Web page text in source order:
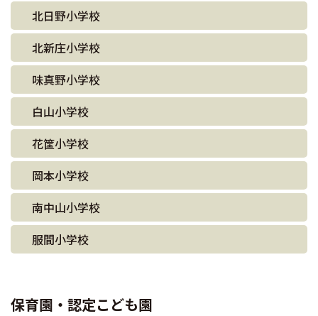
北日野小学校
北新庄小学校
味真野小学校
白山小学校
花筐小学校
岡本小学校
南中山小学校
服間小学校
保育園・認定こども園